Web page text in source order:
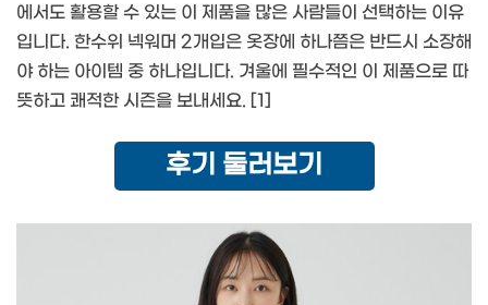
에서도 활용할 수 있는 이 제품을 많은 사람들이 선택하는 이유
입니다. 한수위 넥워머 2개입은 옷장에 하나쯤은 반드시 소장해
야 하는 아이템 중 하나입니다. 겨울에 필수적인 이 제품으로 따
뜻하고 쾌적한 시즌을 보내세요. [1]
후기 둘러보기